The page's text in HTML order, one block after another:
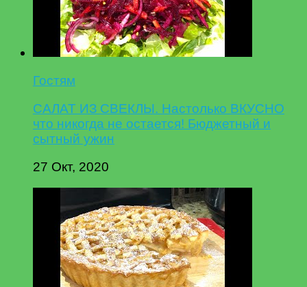
Гостям
САЛАТ ИЗ СВЕКЛЫ. Настолько ВКУСНО
что никогда не остается! Бюджетный и
сытный ужин
27 Окт, 2020